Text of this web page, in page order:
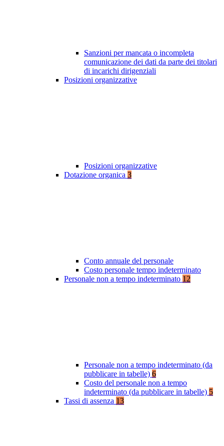
Sanzioni per mancata o incompleta
comunicazione dei dati da parte dei titolari
di incarichi dirigenziali
Posizioni organizzative
Posizioni organizzative
Dotazione organica 3
Conto annuale del personale
Costo personale tempo indeterminato
Personale non a tempo indeterminato 12
Personale non a tempo indeterminato (da
pubblicare in tabelle) 6
Costo del personale non a tempo
indeterminato (da pubblicare in tabelle) 5
Tassi di assenza 13